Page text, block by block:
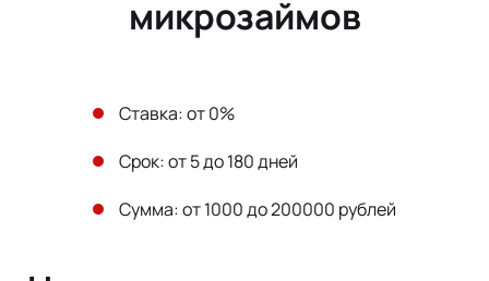
микрозаймов
Ставка: от 0%
Срок: от 5 до 180 дней
Сумма: от 1000 до 200000 рублей